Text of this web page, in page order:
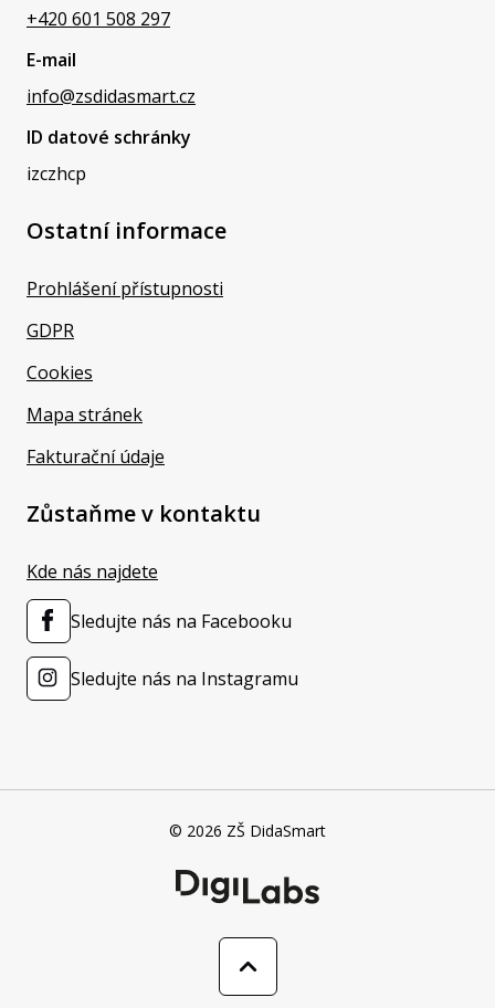
+420 601 508 297
E-mail
info@zsdidasmart.cz
ID datové schránky
izczhcp
Ostatní informace
Prohlášení přístupnosti
GDPR
Cookies
Mapa stránek
Fakturační údaje
Zůstaňme v kontaktu
Kde nás najdete
Sledujte nás na Facebooku
Sledujte nás na Instagramu
© 2026 ZŠ DidaSmart